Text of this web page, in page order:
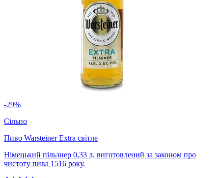
-29%
Сільпо
Пиво Warsteiner Extra світле
Німецький пільзнер 0,33 л, виготовлений за законом про
чистоту пива 1516 року.